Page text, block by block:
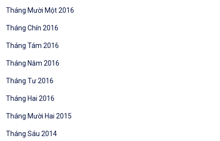
Tháng Mười Một 2016
Tháng Chín 2016
Tháng Tám 2016
Tháng Năm 2016
Tháng Tư 2016
Tháng Hai 2016
Tháng Mười Hai 2015
Tháng Sáu 2014